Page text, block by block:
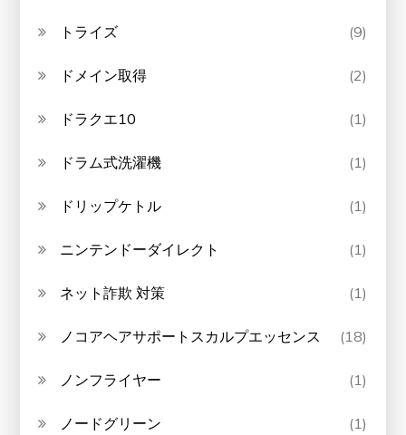
トライズ (9)
ドメイン取得 (2)
ドラクエ10 (1)
ドラム式洗濯機 (1)
ドリップケトル (1)
ニンテンドーダイレクト (1)
ネット詐欺 対策 (1)
ノコアヘアサポートスカルプエッセンス (18)
ノンフライヤー (1)
ノードグリーン (1)